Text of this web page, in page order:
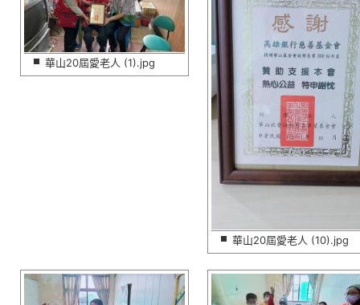
華山20屆愛老人 (1).jpg
華山20屆愛老人 (10).jpg